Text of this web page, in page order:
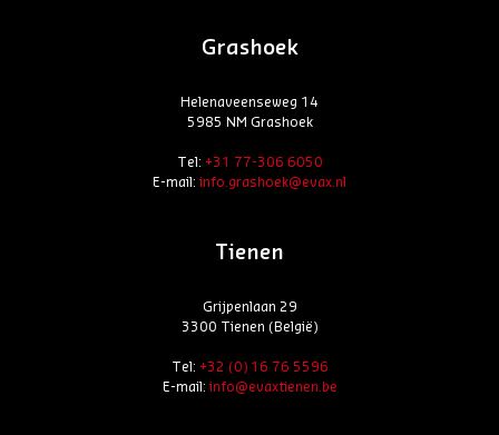
Grashoek
Helenaveenseweg 14
5985 NM Grashoek
Tel: +31 77-306 6050
E-mail:info.grashoek@evax.nl
Tienen
Grijpenlaan 29
3300 Tienen (België)
Tel: +32 (0) 16 76 5596
E-mail:info@evaxtienen.be